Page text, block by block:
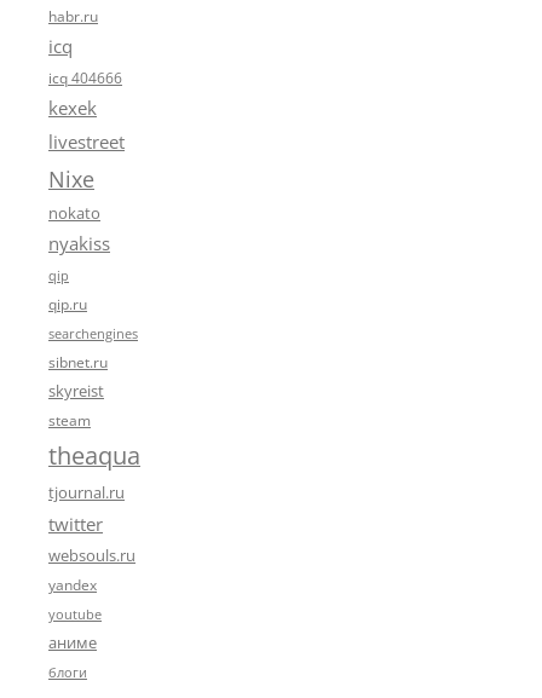
habr.ru
icq
icq 404666
kexek
livestreet
Nixe
nokato
nyakiss
qip
qip.ru
searchengines
sibnet.ru
skyreist
steam
theaqua
tjournal.ru
twitter
websouls.ru
yandex
youtube
аниме
блоги